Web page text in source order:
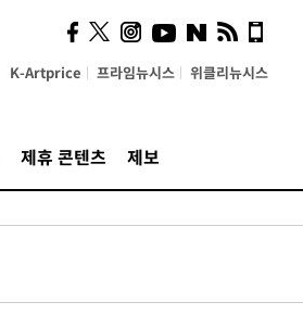
K-Artprice 프라임뉴시스 위클리뉴시스
제휴 콘텐츠 제보